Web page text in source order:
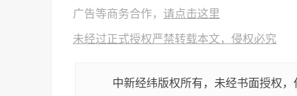
广告等商务合作， 请点击这里
未经过正式授权严禁转载本文，侵权必究
中新经纬版权所有，未经书面授权